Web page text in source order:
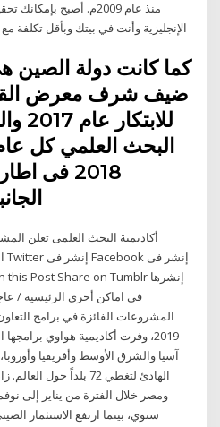
منذ عام 2009م. أصبح
الإنجليزية وأنت في بيتك وبأقل تكلفة
ضيف شرف معرض
البحث العلمي كل
2018 فى
أكاديمية البحث العلمى تعلن
فى اماكن أخرى الرئيسية /
المشروعات الفائزة في برامج
2019، وفرت أكاديمية هواوي
آسيا والشرق الأوسط وأفريقيا
الهادئ لتغطي 72 بلداً
سنوي، بينما ارتفع الاستثمار